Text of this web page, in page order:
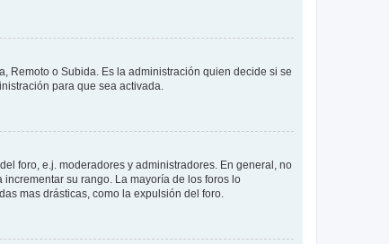
Remoto o Subida. Es la administración quien decide si se
para que sea activada.
foro, e.j. moderadores y administradores. En general, no
su rango. La mayoría de los foros lo
mas drásticas, como la expulsión del foro.